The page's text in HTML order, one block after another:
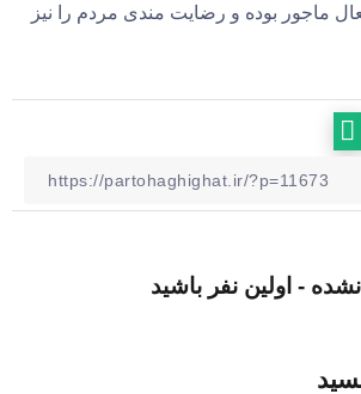
ماجور بوده و رضایت مندی مردم را نیز
- اولین نفر باشید